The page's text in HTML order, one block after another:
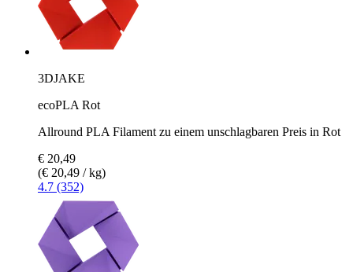
3DJAKE
ecoPLA Rot
Allround PLA Filament zu einem unschlagbaren Preis in Rot
€ 20,49
(€ 20,49 / kg)
4.7 (352)